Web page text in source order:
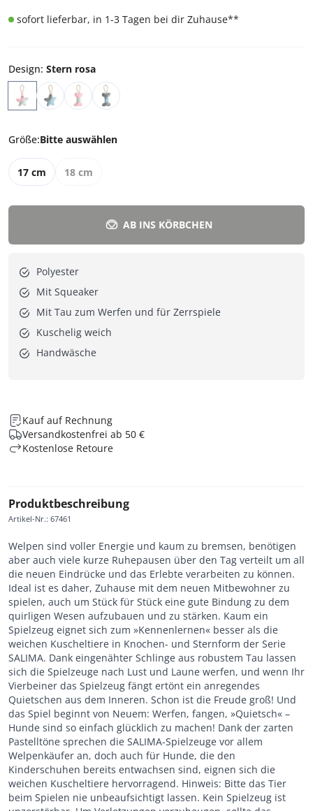
sofort lieferbar, in 1-3 Tagen bei dir Zuhause**
Design: Stern rosa
Größe:Bitte auswählen
17 cm 18 cm
AB INS KÖRBCHEN
Polyester
Mit Squeaker
Mit Tau zum Werfen und für Zerrspiele
Kuschelig weich
Handwäsche
Kauf auf Rechnung
Versandkostenfrei ab 50 €
Kostenlose Retoure
Produktbeschreibung
Artikel-Nr.: 67461
Welpen sind voller Energie und kaum zu bremsen, benötigen
aber auch viele kurze Ruhepausen über den Tag verteilt um all
die neuen Eindrücke und das Erlebte verarbeiten zu können.
Ideal ist es daher, Zuhause mit dem neuen Mitbewohner zu
spielen, auch um Stück für Stück eine gute Bindung zu dem
quirligen Wesen aufzubauen und zu stärken. Kaum ein
Spielzeug eignet sich zum »Kennenlernen« besser als die
weichen Kuscheltiere in Knochen- und Sternform der Serie
SALIMA. Dank eingenähter Schlinge aus robustem Tau lassen
sich die Spielzeuge nach Lust und Laune werfen, und wenn Ihr
Vierbeiner das Spielzeug fängt ertönt ein anregendes
Quietschen aus dem Inneren. Schon ist die Freude groß! Und
das Spiel beginnt von Neuem: Werfen, fangen, »Quietsch« –
Hunde sind so einfach glücklich zu machen! Dank der zarten
Pastelltöne sprechen die SALIMA-Spielzeuge vor allem
Welpenkäufer an, doch auch für Hunde, die den
Kinderschuhen bereits entwachsen sind, eignen sich die
weichen Kuscheltiere hervorragend. Hinweis: Bitte das Tier
beim Spielen nie unbeaufsichtigt lassen. Kein Spielzeug ist